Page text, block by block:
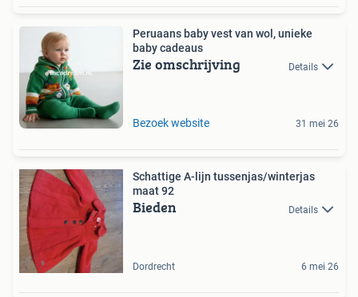
Peruaans baby vest van wol, unieke
baby cadeaus
Zie omschrijving Details
Bezoek website 31 mei 26
Schattige A-lijn tussenjas/winterjas
maat 92
Bieden Details
Dordrecht 6 mei 26